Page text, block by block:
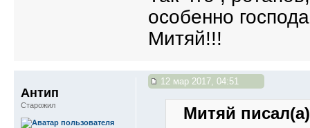
особенно
Митяй!!!
12 мар 2017, 04:51
Митяй
Антип
Старожил